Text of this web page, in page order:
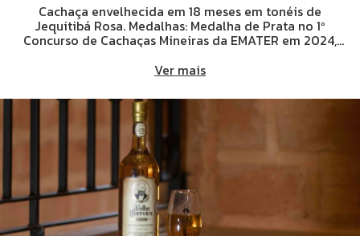
Cachaça envelhecida em 18 meses em tonéis de
Jequitibá Rosa. Medalhas: Medalha de Prata no 1º
Concurso de Cachaças Mineiras da EMATER em 2024,
Medalha de Ouro no maior concurso Mundial de
Prata no maior concurso Mundial de destilados, o
Spirits Selection em 2022.
Ver mais